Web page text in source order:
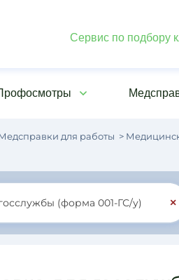
Сервис по подбору
для работы
×